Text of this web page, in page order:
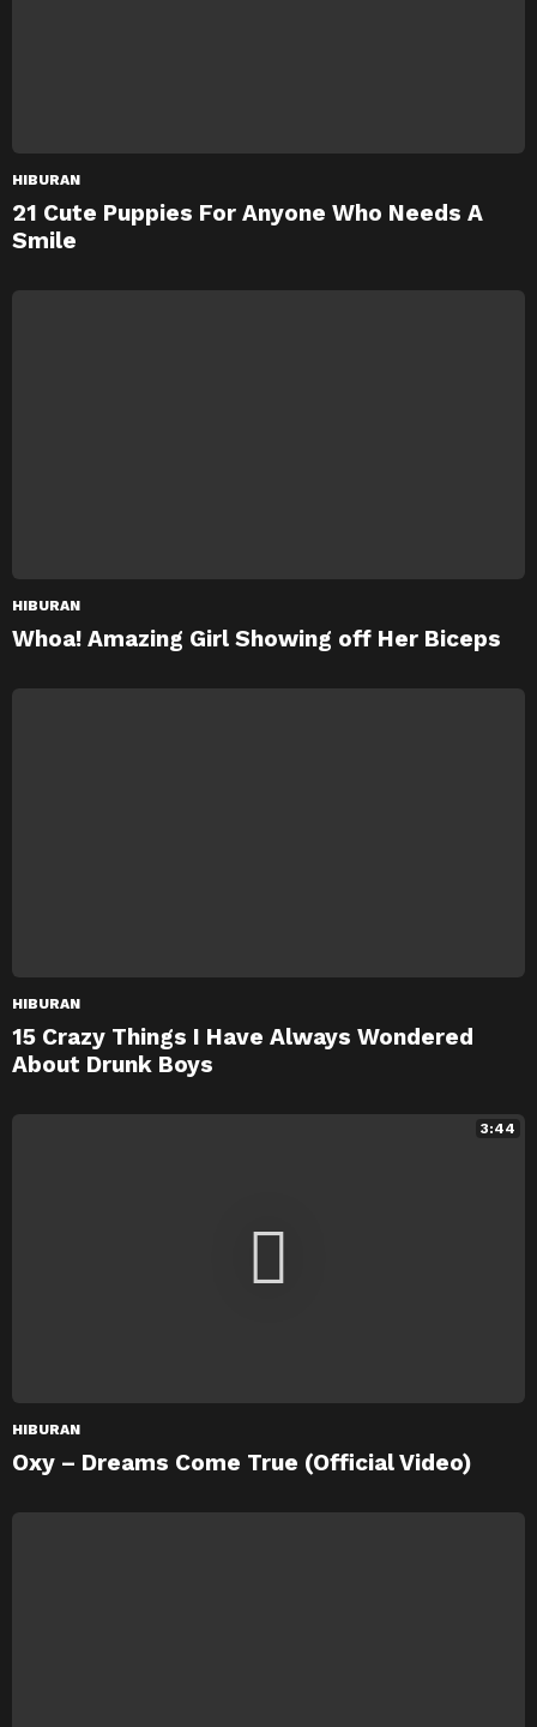
HIBURAN
21 Cute Puppies For Anyone Who Needs A
Smile
HIBURAN
Whoa! Amazing Girl Showing off Her Biceps
HIBURAN
15 Crazy Things I Have Always Wondered
About Drunk Boys
3:44
HIBURAN
Oxy – Dreams Come True (Official Video)